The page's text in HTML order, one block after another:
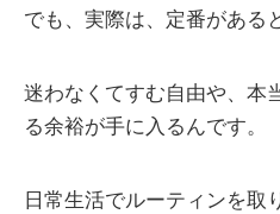
でも、実際は、定番がある
迷わなくてすむ自由や、本
る余裕が手に入るんです。
日常生活でルーティンを取